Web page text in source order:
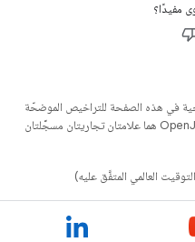
مفيدًا؟
في هذه الصفحة للتراخيص الموضحّة
. إنّ Java وOpenJDK هما علامتان تجاريتان مسجَّلتان